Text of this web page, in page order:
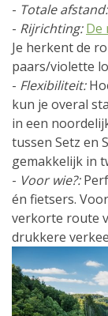
- Totale afstand:
- Rijrichting:De
Je herkent de
paars/violette
- Flexibiliteit:
kun je overal
in een
tussen Setz en
gemakkelijk in
- Voor wie?:
én fietsers.
verkorte route
drukkere